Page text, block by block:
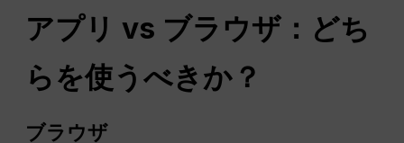
アプリ vs ブラウザ：どち
らを使うべきか？
ブラウザ